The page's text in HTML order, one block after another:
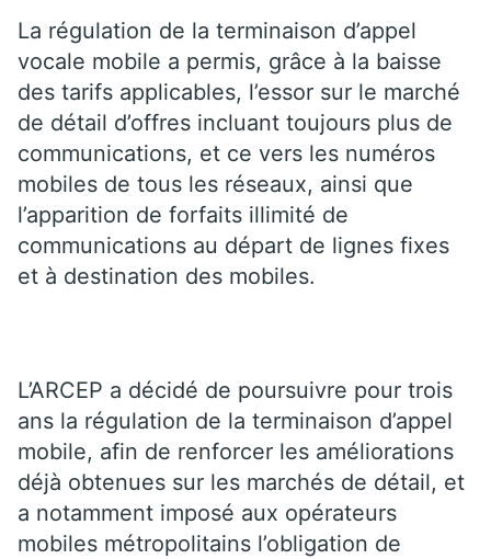
La régulation de la terminaison d’appel
vocale mobile a permis, grâce à la baisse
des tarifs applicables, l’essor sur le marché
de détail d’offres incluant toujours plus de
communications, et ce vers les numéros
mobiles de tous les réseaux, ainsi que
l’apparition de forfaits illimité de
communications au départ de lignes fixes
et à destination des mobiles.
L’ARCEP a décidé de poursuivre pour trois
ans la régulation de la terminaison d’appel
mobile, afin de renforcer les améliorations
déjà obtenues sur les marchés de détail, et
a notamment imposé aux opérateurs
mobiles métropolitains l’obligation de